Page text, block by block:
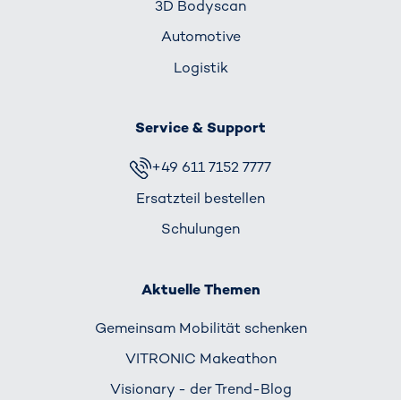
3D Bodyscan
Automotive
Logistik
Service & Support
+49 611 7152 7777
Ersatzteil bestellen
Schulungen
Aktuelle Themen
Gemeinsam Mobilität schenken
VITRONIC Makeathon
Visionary - der Trend-Blog